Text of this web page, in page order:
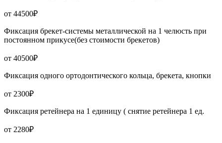
от 44500₽
Фиксация брекет-системы металлической на 1 челюсть при
постоянном прикусе(без стоимости брекетов)
от 40500₽
Фиксация одного ортодонтического кольца, брекета, кнопки
от 2300₽
Фиксация ретейнера на 1 единицу ( снятие ретейнера 1 ед.
от 2280₽